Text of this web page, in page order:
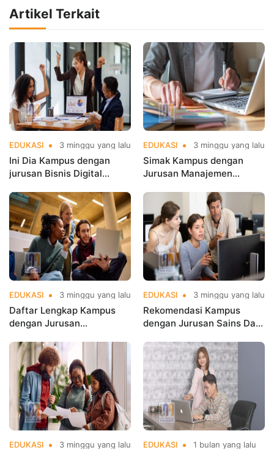
Artikel Terkait
EDUKASI 3 minggu yang lalu
Ini Dia Kampus dengan
jurusan Bisnis Digital
Populer
EDUKASI 3 minggu yang lalu
Simak Kampus dengan
Jurusan Manajemen
Karier Cemerlang
EDUKASI 3 minggu yang lalu
Daftar Lengkap Kampus
dengan Jurusan
Jakarta
EDUKASI 3 minggu yang lalu
Rekomendasi Kampus
dengan Jurusan Sains Data
Jakarta di Era Big Data
EDUKASI 3 minggu yang lalu EDUKASI 1 bulan yang lalu